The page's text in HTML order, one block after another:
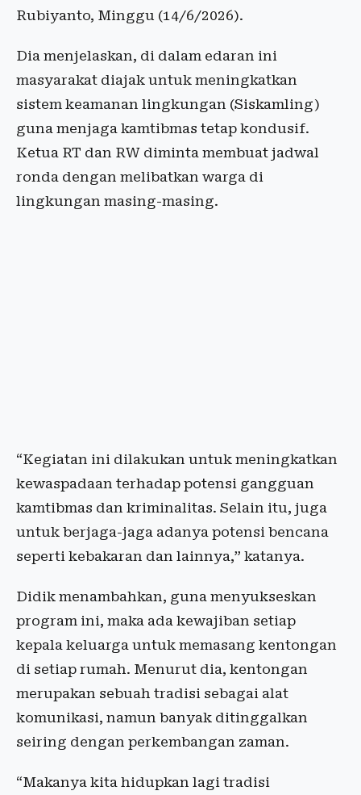
Rubiyanto, Minggu (14/6/2026).
Dia menjelaskan, di dalam edaran ini
masyarakat diajak untuk meningkatkan
sistem keamanan lingkungan (Siskamling)
guna menjaga kamtibmas tetap kondusif.
Ketua RT dan RW diminta membuat jadwal
ronda dengan melibatkan warga di
lingkungan masing-masing.
“Kegiatan ini dilakukan untuk meningkatkan
kewaspadaan terhadap potensi gangguan
kamtibmas dan kriminalitas. Selain itu, juga
untuk berjaga-jaga adanya potensi bencana
seperti kebakaran dan lainnya,” katanya.
Didik menambahkan, guna menyukseskan
program ini, maka ada kewajiban setiap
kepala keluarga untuk memasang kentongan
di setiap rumah. Menurut dia, kentongan
merupakan sebuah tradisi sebagai alat
komunikasi, namun banyak ditinggalkan
seiring dengan perkembangan zaman.
“Makanya kita hidupkan lagi tradisi